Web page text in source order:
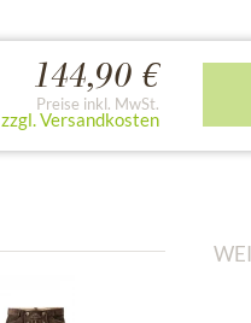
144,90 €
Preise inkl. MwSt.
zzgl. Versandkosten